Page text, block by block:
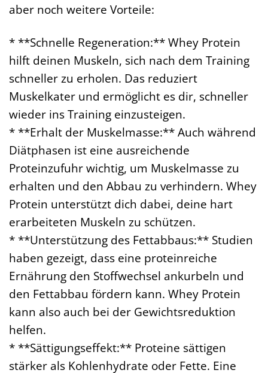
aber noch weitere Vorteile:
* **Schnelle Regeneration:** Whey Protein
hilft deinen Muskeln, sich nach dem Training
schneller zu erholen. Das reduziert
Muskelkater und ermöglicht es dir, schneller
wieder ins Training einzusteigen.
* **Erhalt der Muskelmasse:** Auch während
Diätphasen ist eine ausreichende
Proteinzufuhr wichtig, um Muskelmasse zu
erhalten und den Abbau zu verhindern. Whey
Protein unterstützt dich dabei, deine hart
erarbeiteten Muskeln zu schützen.
* **Unterstützung des Fettabbaus:** Studien
haben gezeigt, dass eine proteinreiche
Ernährung den Stoffwechsel ankurbeln und
den Fettabbau fördern kann. Whey Protein
kann also auch bei der Gewichtsreduktion
helfen.
* **Sättigungseffekt:** Proteine sättigen
stärker als Kohlenhydrate oder Fette. Eine